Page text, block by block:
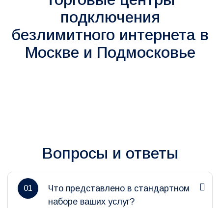
подключения
безлимитного интернета в
Москве и Подмосковье
Вопросы и ответы
01
Что представлено в стандартном
наборе ваших услуг?